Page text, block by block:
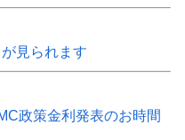
見られます
政策金利発表のお時間